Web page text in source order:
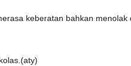
keberatan bahkan menolak